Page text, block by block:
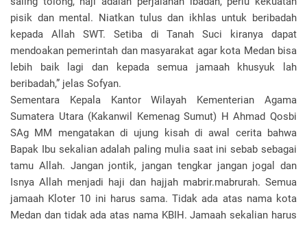
pisik dan mental. Niatkan tulus dan ikhlas untuk beribadah
kepada Allah SWT. Setiba di Tanah Suci kiranya dapat
mendoakan pemerintah dan masyarakat agar kota Medan bisa
lebih baik lagi dan kepada semua jamaah khusyuk lah
beribadah,” jelas Sofyan.
Sementara Kepala Kantor Wilayah Kementerian Agama
Sumatera Utara (Kakanwil Kemenag Sumut) H Ahmad Qosbi
SAg MM mengatakan di ujung kisah di awal cerita bahwa
Bapak Ibu sekalian adalah paling mulia saat ini sebab sebagai
tamu Allah. Jangan jontik, jangan tengkar jangan jogal dan
Isnya Allah menjadi haji dan hajjah mabrir.mabrurah. Semua
jamaah Kloter 10 ini harus sama. Tidak ada atas nama kota
Medan dan tidak ada atas nama KBIH. Jamaah sekalian harus